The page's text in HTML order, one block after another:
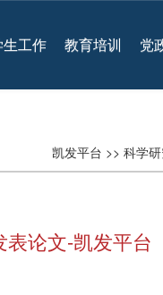
生工作 教育培训 党
凯发平台 >> 科学
论文-凯发平台